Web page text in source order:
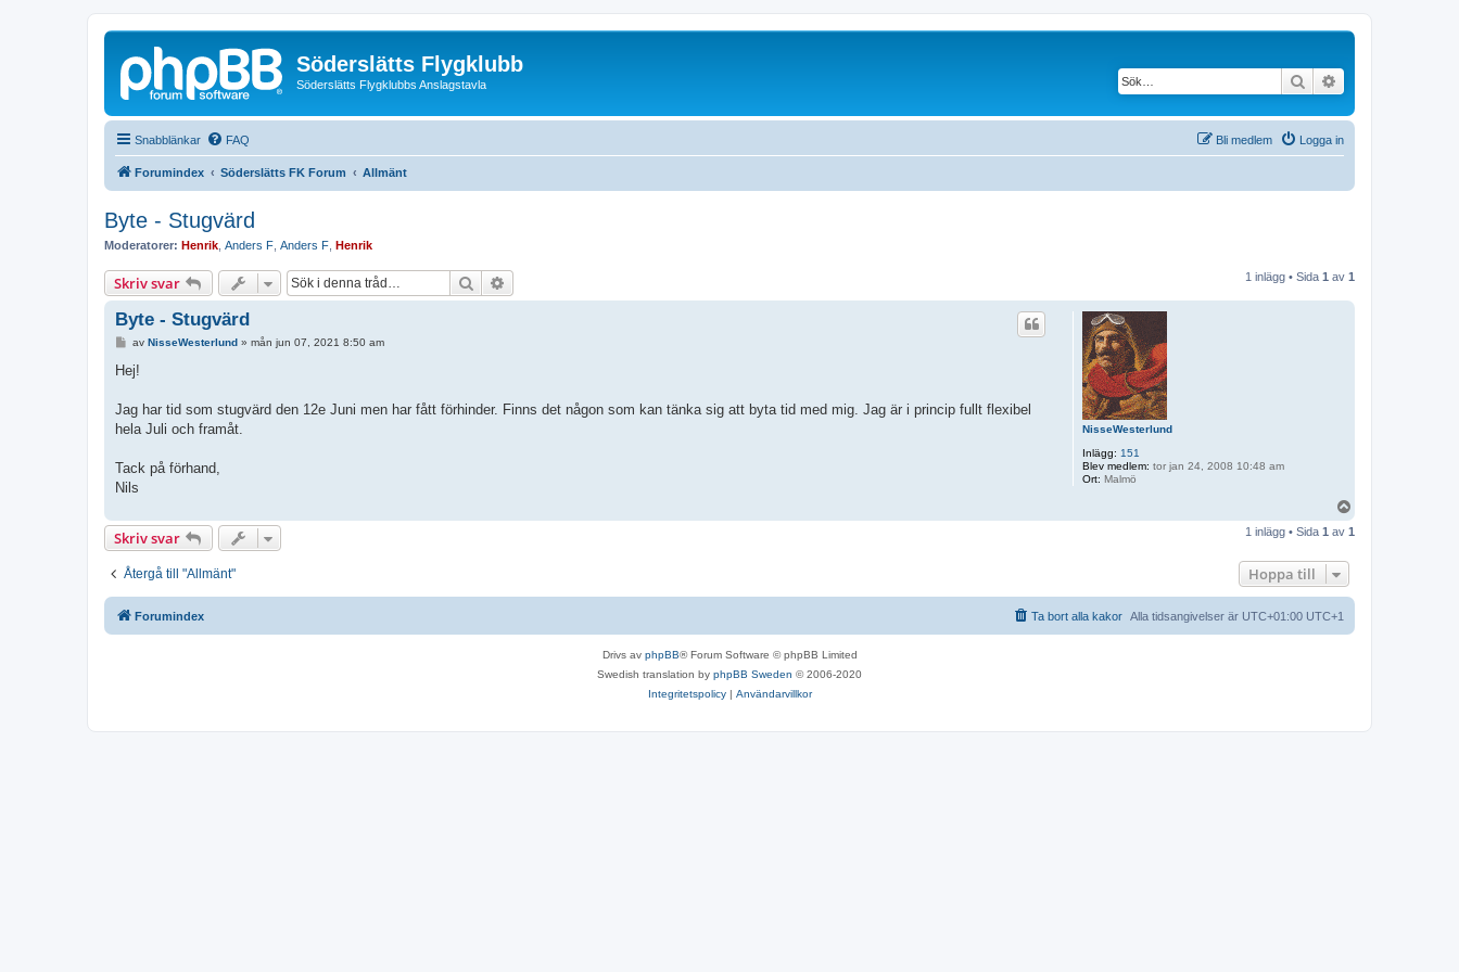
Söderslätts Flygklubb
Söderslätts Flygklubbs Anslagstavla Sök
Snabblänkar FAQ Logga in
Bli medlem
Forumindex Söderslätts FK Forum Allmänt
Byte - Stugvärd
Moderatorer: Henrik Anders F Anders F Henrik
Skriv svar Sök 1 inlägg • Sida 1 av 1
NisseWesterlund
Inlägg: 151
Blev medlem: tor jan 24, 2008 10:48 am
Ort: Malmö
Byte - Stugvärd
l
ä
g
av NisseWesterlund» mån jun 07, 2021 8:50 am
Hej!
Jag har tid som stugvärd den 12e Juni men har fått förhinder. Finns det någon som kan tänka sig att byta tid med mig. Jag är i princip fullt flexibel
hela Juli och framåt.
Tack på förhand,
Nils
p
Skriv svar 1 inlägg • Sida 1 av 1
Återgå till "Allmänt" Hoppa till
Forumindex Alla tidsangivelser är UTC+01:00 UTC+1
Ta bort alla kakor
Drivs av phpBB® Forum Software © phpBB Limited
Swedish translation by phpBB Sweden © 2006-2020
Integritetspolicy| Användarvillkor